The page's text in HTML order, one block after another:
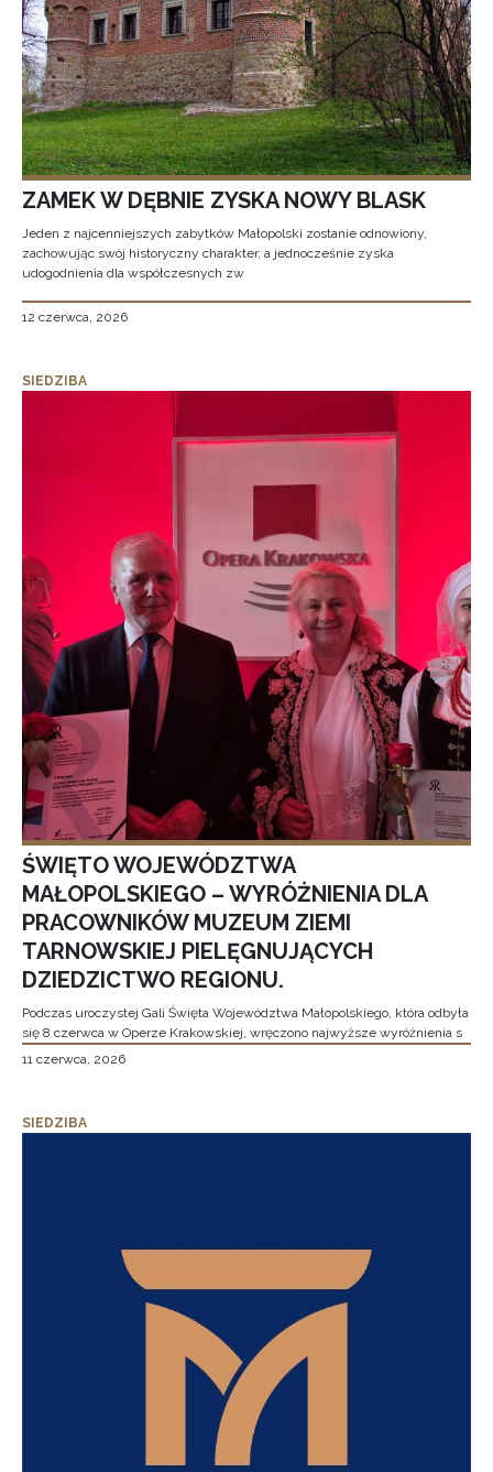
ZAMEK W DĘBNIE ZYSKA NOWY BLASK
Jeden z najcenniejszych zabytków Małopolski zostanie odnowiony,
zachowując swój historyczny charakter, a jednocześnie zyska
udogodnienia dla współczesnych zw
12 czerwca, 2026
SIEDZIBA
ŚWIĘTO WOJEWÓDZTWA
MAŁOPOLSKIEGO – WYRÓŻNIENIA DLA
PRACOWNIKÓW MUZEUM ZIEMI
TARNOWSKIEJ PIELĘGNUJĄCYCH
DZIEDZICTWO REGIONU.
Podczas uroczystej Gali Święta Województwa Małopolskiego, która odbyła
się 8 czerwca w Operze Krakowskiej, wręczono najwyższe wyróżnienia s
11 czerwca, 2026
SIEDZIBA